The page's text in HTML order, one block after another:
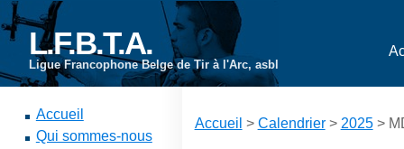
L.F.B.T.A.
Ligue Francophone Belge de Tir à l'Arc, asbl
Accueil
Qui sommes-nous
Accueil > Calendrier> 2025>